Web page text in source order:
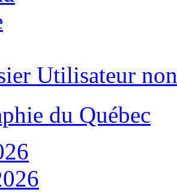
Utilisateur
du Québec